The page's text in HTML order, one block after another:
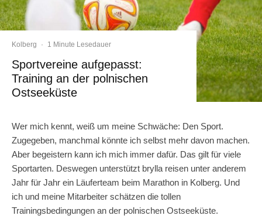
Kolberg · 1 Minute Lesedauer
Sportvereine aufgepasst:
Training an der polnischen
Ostseeküste
Wer mich kennt, weiß um meine Schwäche: Den Sport.
Zugegeben, manchmal könnte ich selbst mehr davon machen.
Aber begeistern kann ich mich immer dafür. Das gilt für viele
Sportarten. Deswegen unterstützt brylla reisen unter anderem
Jahr für Jahr ein Läuferteam beim Marathon in Kolberg. Und
ich und meine Mitarbeiter schätzen die tollen
Trainingsbedingungen an der polnischen Ostseeküste.